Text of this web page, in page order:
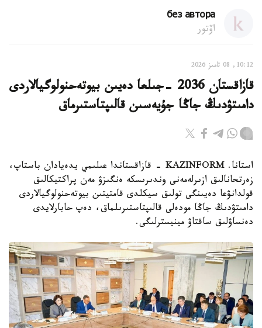
без автора
اۆتور
10:12, 08 تامىز 2026
قازاقستان 2036 -جىلعا دەيىن بيوتەحنولوگيالاردى
دامىتۋدىڭ جاڭا جۇيەسىن قالىپتاستىرماق
استانا. KAZINFORM - قازاقستاندا عىلىمي يدەيادان باستاپ،
زەرتحانالىق ازىرلەمەنى وندىرىسكە ەنگىزۋ مەن پراكتيكالىق
قولدانۋعا دەيىنگى تولىق سيكلدى قامتيتىن بيوتەحنولوگيالاردى
دامىتۋدىڭ جاڭا مودەلى قالىپتاستىرىلماق، دەپ حابارلايدى
دەنساۋلىق ساقتاۋ مينيسترلىگى.